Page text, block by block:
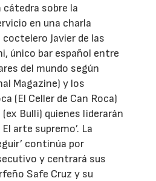
sobre la
en una charla
Javier de las
único bar español entre
del mundo según
Magazine) y los
(El Celler de Can Roca)
Bulli) quienes liderarán
arte supremo’. La
continúa por
y centrará sus
Safe Cruz y su